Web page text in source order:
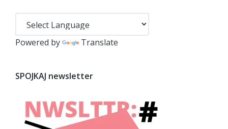
Powered by Translate
SPOJKAJ newsletter